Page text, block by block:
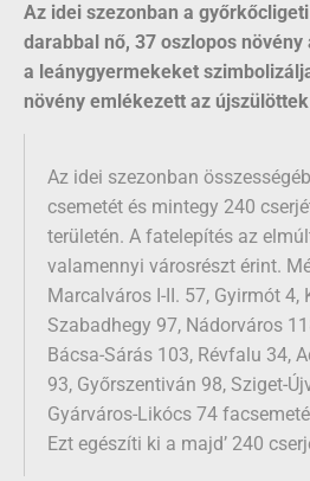
Az idei szezonban a
darabbal nő, 37 oszlopos
a leánygyermekeket
növény emlékezett az
Az idei szezonban
csemetét és mintegy 240
területén. A fatelepítés az
valamennyi városrészt érint.
Marcalváros I-II. 57, Gyirmót 4,
Szabadhegy 97, Nádorváros
Bácsa-Sárás 103, Révfalu 34,
93, Győrszentiván 98, Sziget-
Gyárváros-Likócs 74
Ezt egészíti ki a majd’ 240